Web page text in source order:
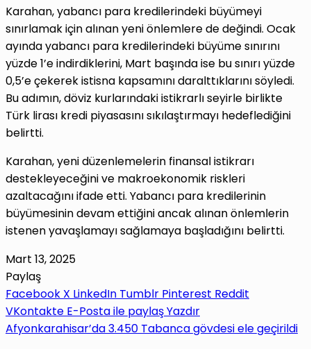
Karahan, yabancı para kredilerindeki büyümeyi
sınırlamak için alınan yeni önlemlere de değindi. Ocak
ayında yabancı para kredilerindeki büyüme sınırını
yüzde 1’e indirdiklerini, Mart başında ise bu sınırı yüzde
0,5’e çekerek istisna kapsamını daralttıklarını söyledi.
Bu adımın, döviz kurlarındaki istikrarlı seyirle birlikte
Türk lirası kredi piyasasını sıkılaştırmayı hedeflediğini
belirtti.
Karahan, yeni düzenlemelerin finansal istikrarı
destekleyeceğini ve makroekonomik riskleri
azaltacağını ifade etti. Yabancı para kredilerinin
büyümesinin devam ettiğini ancak alınan önlemlerin
istenen yavaşlamayı sağlamaya başladığını belirtti.
Mart 13, 2025
Paylaş
Facebook X LinkedIn Tumblr Pinterest Reddit
VKontakte E-Posta ile paylaşYazdır
Afyonkarahisar’da 3.450 Tabanca gövdesi ele geçirildi